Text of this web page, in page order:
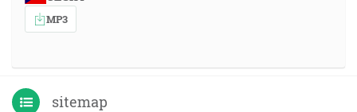
MP3
sitemap